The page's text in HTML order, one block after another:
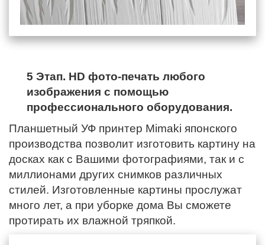
5 Этап. HD фото-печать любого
изображения с помощью
профессионального оборудования.
Планшетный УФ принтер Mimaki японского
производства позволит изготовить картину на
досках как с Вашими фотографиями, так и с
миллионами других снимков различных
стилей. Изготовленные картины прослужат
много лет, а при уборке дома Вы сможете
протирать их влажной тряпкой.